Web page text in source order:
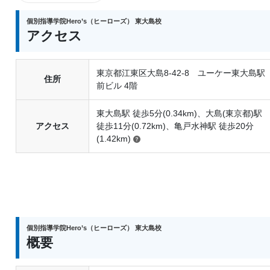
・時間 ５０分
◆中学生
・受験科目 数学・英語
テスト対策のご案内
★まずは無料体験授業から行いたいという方
講座内容 5 科目から選択できます。※テキストや進め
費用 中1：￥11,000 中2：￥13,000 中3：￥
個別指導学院Hero’s（ヒーローズ） 東大島校
アクセス
住所
東京都江東区大島8-42-8 ユーケー東大島駅
前ビル 4階
アクセス
東大島駅 徒歩5分(0.34km)、大島(東京都)駅
徒歩11分(0.72km)、亀戸水神駅 徒歩20分
(1.42km)
個別指導学院Hero’s（ヒーローズ） 東大島校
概要